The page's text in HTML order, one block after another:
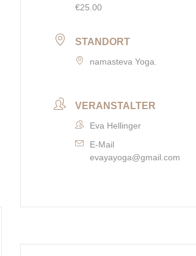
€25.00
STANDORT
namasteva Yoga.
VERANSTALTER
Eva Hellinger
E-Mail
evayayoga@gmail.com